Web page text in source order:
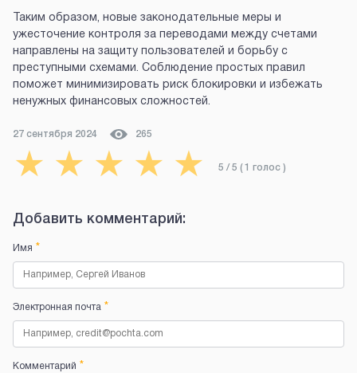
Таким образом, новые законодательные меры и
ужесточение контроля за переводами между счетами
направлены на защиту пользователей и борьбу с
преступными схемами. Соблюдение простых правил
поможет минимизировать риск блокировки и избежать
ненужных финансовых сложностей.
27 сентября 2024 265
★ ★ ★ ★ ★ 5 / 5 ( 1 голос )
Добавить комментарий:
Имя *
Электронная почта *
Комментарий *